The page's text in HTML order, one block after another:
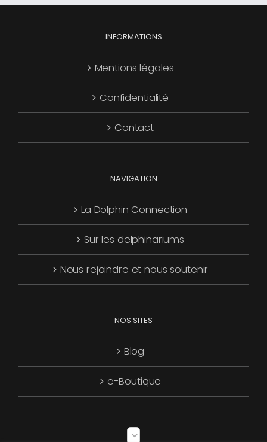
INFORMATIONS
Mentions légales
Confidentialité
Contact
NAVIGATION
La Dolphin Connection
Sur les delphinariums
Nous rejoindre et nous soutenir
NOS SITES
Blog
e-Boutique
Choisir